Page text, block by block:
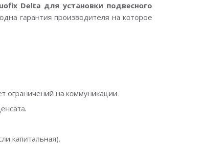
Delta для установки подвесного
гарантия производителя на которое
ограничений на коммуникации.
капитальная).